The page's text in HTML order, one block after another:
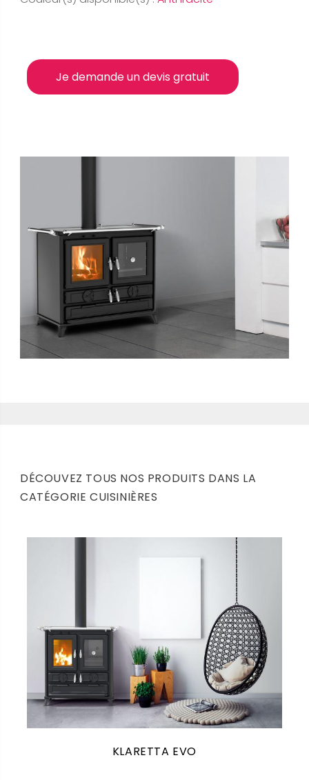
Je demande un devis gratuit
DÉCOUVEZ TOUS NOS PRODUITS DANS LA
CATÉGORIE CUISINIÈRES
KLARETTA EVO